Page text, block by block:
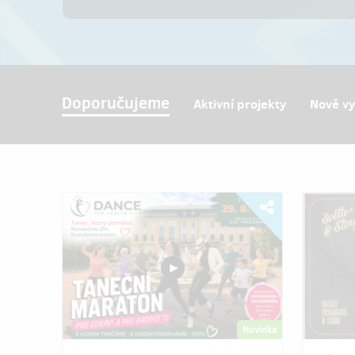
Doporučujeme Aktivní projekty Nově
Novinka